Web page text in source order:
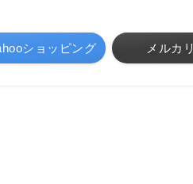
ショッピング メルカリ